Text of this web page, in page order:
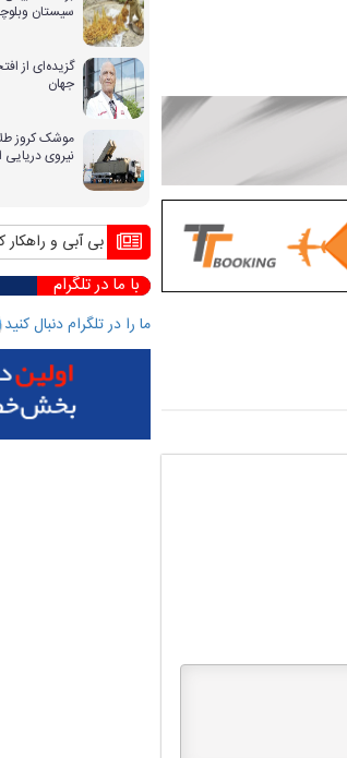
سیستان
گزیده‌ای از
جهان
موشک کروز
نیروی
بحران بی آبی و راهکار
با ما در تلگرام
ما را در تلگرام دنبال کنید